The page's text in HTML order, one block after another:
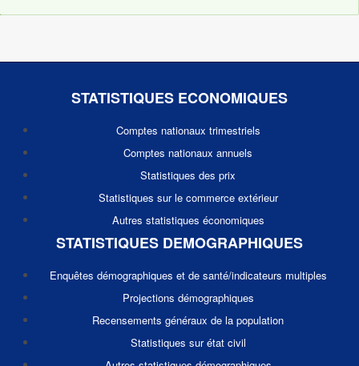
STATISTIQUES ECONOMIQUES
Comptes nationaux trimestriels
Comptes nationaux annuels
Statistiques des prix
Statistiques sur le commerce extérieur
Autres statistiques économiques
STATISTIQUES DEMOGRAPHIQUES
Enquêtes démographiques et de santé/indicateurs multiples
Projections démographiques
Recensements généraux de la population
Statistiques sur état civil